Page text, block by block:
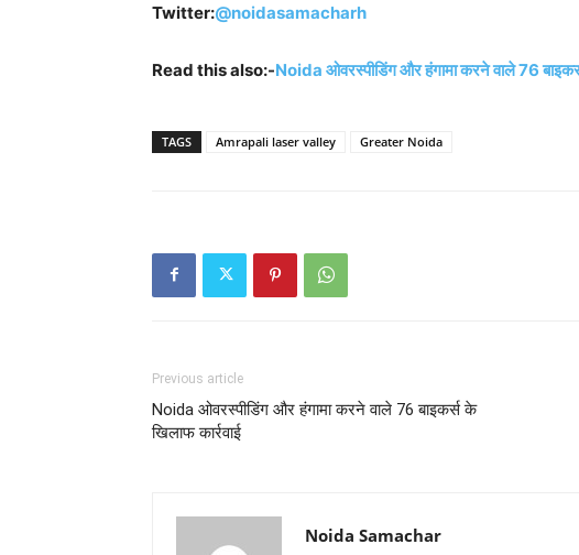
Twitter:@noidasamacharh
Read this also:-Noida ओवरस्पीडिंग और हंगामा करने वाले 76
TAGS Amrapali laser valley Greater Noida
Previous article
Noida ओवरस्पीडिंग और हंगामा करने वाले 76 बाइकर्स के
खिलाफ कार्रवाई
Noida Samachar